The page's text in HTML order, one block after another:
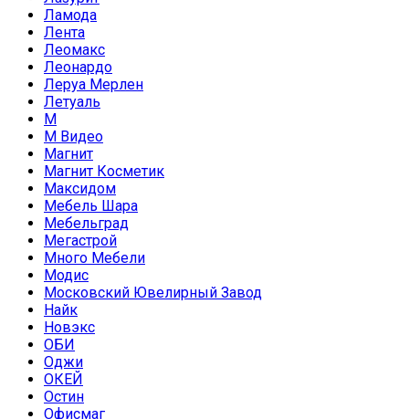
Ламода
Лента
Леомакс
Леонардо
Леруа Мерлен
Летуаль
М
М Видео
Магнит
Магнит Косметик
Максидом
Мебель Шара
Мебельград
Мегастрой
Много Мебели
Модис
Московский Ювелирный Завод
Найк
Новэкс
ОБИ
Оджи
ОКЕЙ
Остин
Офисмаг